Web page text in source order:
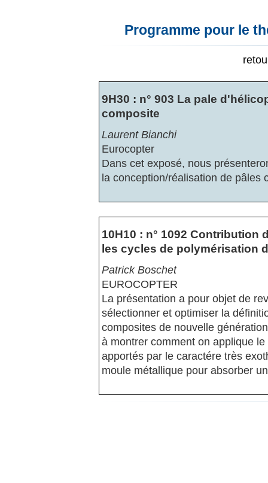
Programme pour le
9H30 : n° 903 La pale
composite
Laurent Bianchi
Eurocopter
Dans cet exposé, nous
la conception/réalisation de pâles
10H10 : n° 1092
les cycles de polymérisation
Patrick Boschet
EUROCOPTER
La présentation a pour objet de
sélectionner et optimiser la
composites de nouvelle
à montrer comment on applique
apportés par le caractére très
moule métallique pour absorber